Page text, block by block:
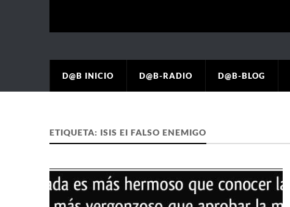
D@B INICIO D@B-RADIO D@B-BLOG
ETIQUETA: ISIS EI FALSO ENEMIGO